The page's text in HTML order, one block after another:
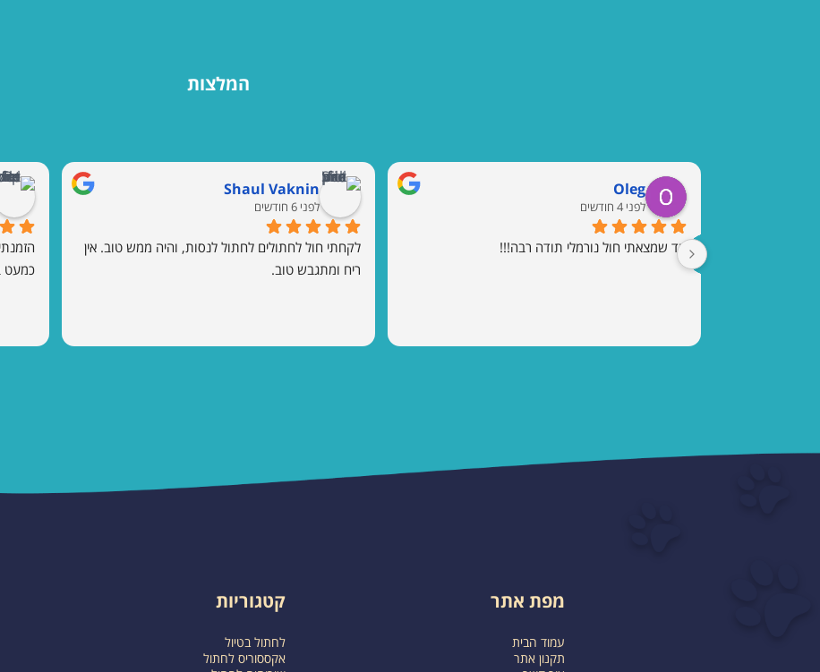
המלצות
Oleg
לפני 4 חודשים
עד שמצאתי חול נורמלי תודה רבה!!!
Shaul Vaknin
לפני 6 חודשים
ריח ומתגבש טוב.
כמעט
מפת אתר
עמוד הבית
תקנון אתר
קטגוריות
לחתול בטיול
אקססוריס לחתול